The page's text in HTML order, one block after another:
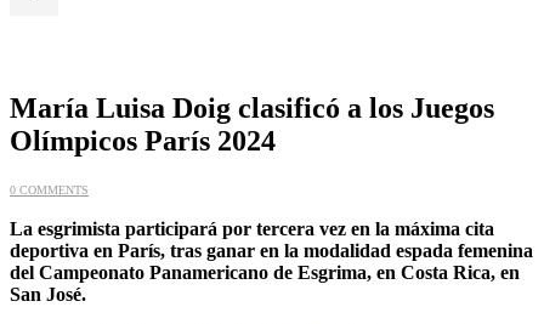
María Luisa Doig clasificó a los Juegos
Olímpicos París 2024
0 COMMENTS
La esgrimista participará por tercera vez en la máxima cita
deportiva en París, tras ganar en la modalidad espada femenina
del Campeonato Panamericano de Esgrima, en Costa Rica, en
San José.